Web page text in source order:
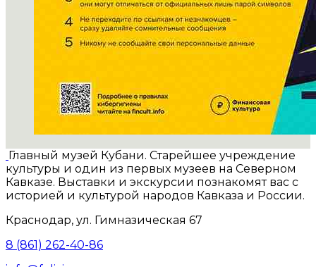
Главный музей Кубани. Старейшее учреждение
культуры и один из первых музеев на Северном
Кавказе. Выставки и экскурсии познакомят вас с
историей и культурой народов Кавказа и России.
Краснодар, ул. Гимназическая 67
8 (861) 262-40-86